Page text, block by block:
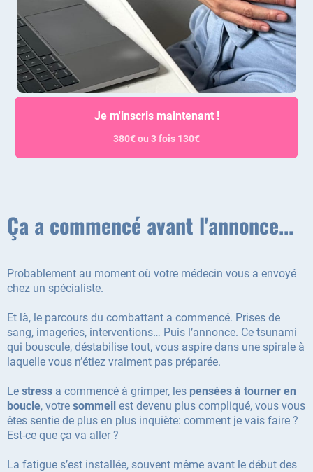
Je m'inscris maintenant !
380€ ou 3 fois 130€
Ça a commencé avant l'annonce...
Probablement au moment où votre médecin vous a envoyé
chez un spécialiste.
Et là, le parcours du combattant a commencé. Prises de
sang, imageries, interventions… Puis l’annonce. Ce tsunami
qui bouscule, déstabilise tout, vous aspire dans une spirale à
laquelle vous n’étiez vraiment pas préparée.
Le stress a commencé à grimper, les pensées à tourner en
boucle, votre sommeil est devenu plus compliqué, vous vous
êtes sentie de plus en plus inquiète: comment je vais faire ?
Est-ce que ça va aller ?
La fatigue s’est installée, souvent même avant le début des